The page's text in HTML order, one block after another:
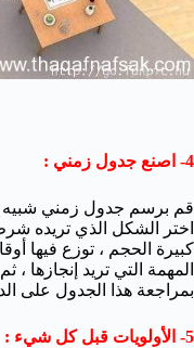
4- اصنع جدول زمني :
قم برسم جدول زمني شبيه
اختر الشكل الذي تريده
كبيرة الحجم ، توزع فيها
المهمة التي تريد إنجازها
بمراجعة هذا الجدول على
5- الأولويات قبل كل شيء :